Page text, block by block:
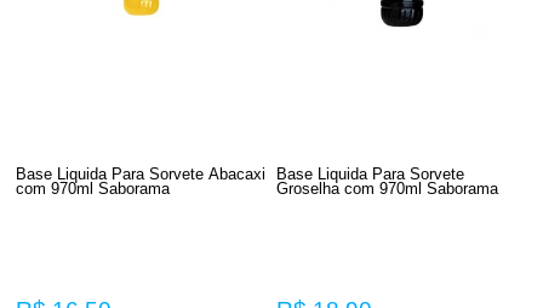
Base Liquida Para Sorvete Abacaxi
com 970ml Saborama
Base Liquida Para Sorvete
Groselha com 970ml Saborama